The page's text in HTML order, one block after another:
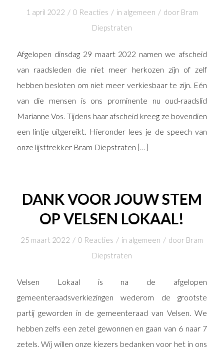
1 april 2022 / 0 Reacties / in algemeen / door Bram
Diepstraten
Afgelopen dinsdag 29 maart 2022 namen we afscheid
van raadsleden die niet meer herkozen zijn of zelf
hebben besloten om niet meer verkiesbaar te zijn. Eén
van die mensen is ons prominente nu oud-raadslid
Marianne Vos. Tijdens haar afscheid kreeg ze bovendien
een lintje uitgereikt. Hieronder lees je de speech van
onze lijsttrekker Bram Diepstraten […]
DANK VOOR JOUW STEM
OP VELSEN LOKAAL!
25 maart 2022 / 0 Reacties / in algemeen / door Bram
Diepstraten
Velsen Lokaal is na de afgelopen
gemeenteraadsverkiezingen wederom de grootste
partij geworden in de gemeenteraad van Velsen. We
hebben zelfs een zetel gewonnen en gaan van 6 naar 7
zetels. Wij willen onze kiezers bedanken voor het in ons